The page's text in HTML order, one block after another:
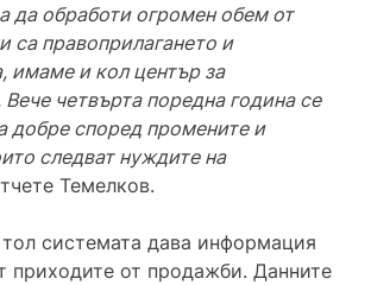
да обработи огромен обем от
са правоприлагането и
имаме и кол център за
Вече четвърта поредна година се
добре според промените и
следват нуждите на
Темелков.
системата дава информация
приходите от продажби. Данните